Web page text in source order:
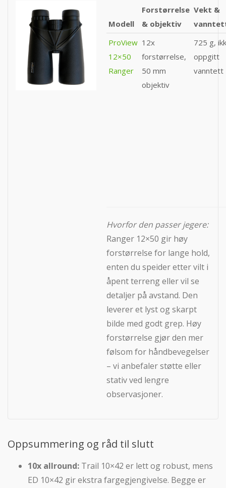
Modell
Forstørrelse
& objektiv
Vekt &
ProView
12×50
Ranger
12x
forstørrelse,
50 mm
objektiv
725 g,
oppgitt
vanntett
Hvorfor den passer jegere:
Ranger 12×50 gir høy
forstørrelse for lange hold,
enten du speider etter vilt i
åpent terreng eller vil se
detaljer på avstand. Den
leverer et lyst og skarpt
bilde med godt grep. Høy
forstørrelse gjør den mer
følsom for håndbevegelser
– vi anbefaler støtte eller
stativ ved lengre
observasjoner.
Oppsummering og råd til slutt
10x allround: Trail 10×42 er lett og robust, mens
ED 10×42 gir ekstra fargegjengivelse. Begge er